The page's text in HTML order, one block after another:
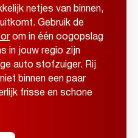
netjes van binnen,
Gebruik de
om in één oogopslag
in jouw regio zijn
auto stofzuiger. Rij
binnen een paar
frisse en schone